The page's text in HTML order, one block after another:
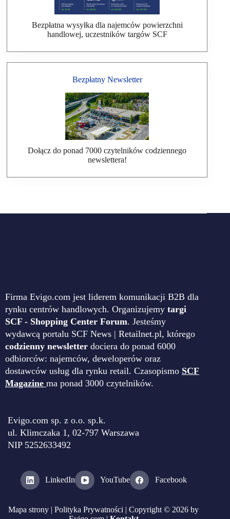
Bezpłatna wysyłka dla najemców powierzchni
handlowej, uczestników targów SCF
Bezpłatny Newsletter
Dołącz do ponad 7000 czytelników codziennego
newslettera!
Firma Evigo.com jest liderem komunikacji B2B dla
rynku centrów handlowych. Organizujemy targi
SCF - Shopping Center Forum. Jesteśmy
wydawcą portalu SCF News | Retailnet.pl, którego
codzienny newsletter dociera do ponad 6000
odbiorców: najemców, deweloperów oraz
dostawców usług dla rynku retail. Czasopismo SCF
Magazine ma ponad 3000 czytelników.
Evigo.com sp. z o.o. sp.k.
ul. Klimczaka 1, 02-797 Warszawa
NIP 5252633492
LinkedIn YouTube Facebook
Mapa strony |Polityka Prywatności | Copyright © 2026 by